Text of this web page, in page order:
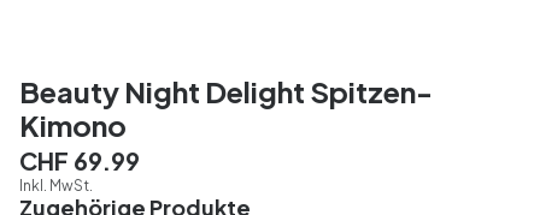
Beauty Night Delight Spitzen-
Kimono
CHF 69.99
Inkl. MwSt.
Zugehörige Produkte